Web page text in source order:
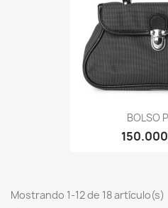
BOLSO
Mostrando 1-12 de 18 artículo(s)